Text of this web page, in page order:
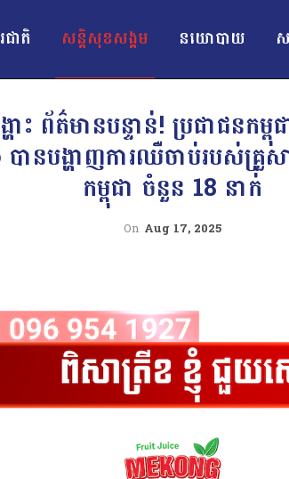
ជាតិ សន្តិសុខសង្គម នយោបាយ
ព័ត៌មានបន្ទាន់! ប្រជាជនកម្
ហាញការឈឺចាប់របស់គ្រួសារ
កម្ពុជា ចំនួន 18 នាក់
On Aug 17, 2025